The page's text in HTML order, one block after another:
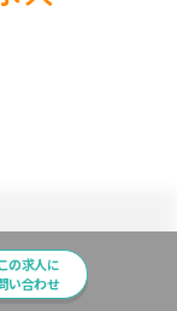
の求人に
い合わせ